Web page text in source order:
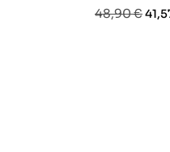
Prezzo
48,90 €